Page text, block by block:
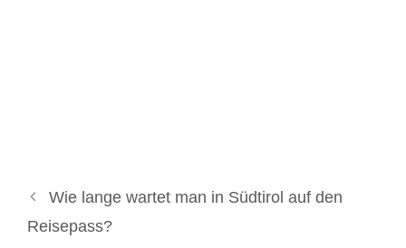
Wie lange wartet man in Südtirol auf den
Reisepass?